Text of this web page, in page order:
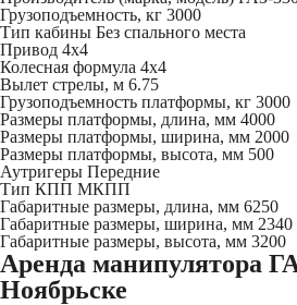
Грузоподъемность, кг 3000
Тип кабины Без спального места
Привод 4х4
Колесная формула 4х4
Вылет стрелы, м 6.75
Грузоподъемность платформы, кг 3000
Размеры платформы, длина, мм 4000
Размеры платформы, ширина, мм 2000
Размеры платформы, высота, мм 500
Аутригеры Передние
Тип КПП МКПП
Габаритные размеры, длина, мм 6250
Габаритные размеры, ширина, мм 2340
Габаритные размеры, высота, мм 3200
Аренда манипулятора
Ноябрьске